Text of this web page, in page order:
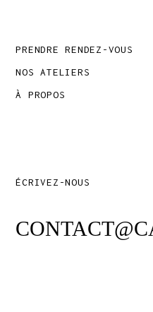
PRENDRE RENDEZ-VOUS
NOS ATELIERS
À PROPOS
ÉCRIVEZ-NOUS